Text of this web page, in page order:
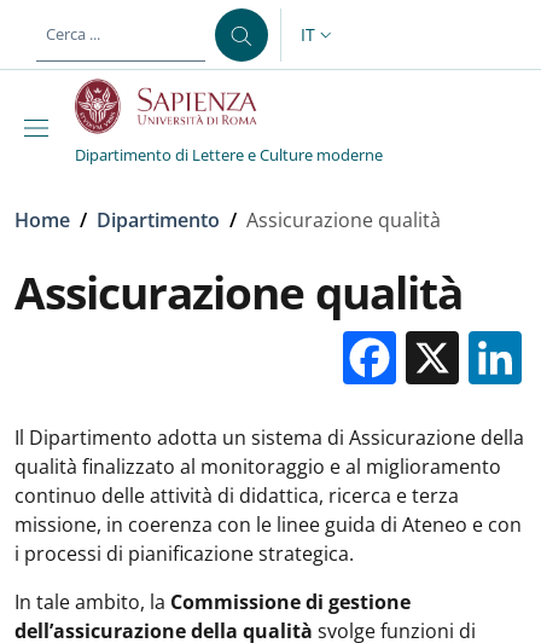
al contenuto principale
SELETTORE LINGUA:
IT
Dipartimento di Lettere e Culture moderne
Briciole di pane
Home / Dipartimento / Assicurazione qualità
Assicurazione qualità
X
Il Dipartimento adotta un sistema di Assicurazione della
qualità finalizzato al monitoraggio e al miglioramento
continuo delle attività di didattica, ricerca e terza
missione, in coerenza con le linee guida di Ateneo e con
i processi di pianificazione strategica.
In tale ambito, la Commissione di gestione
dell’assicurazione della qualità svolge funzioni di